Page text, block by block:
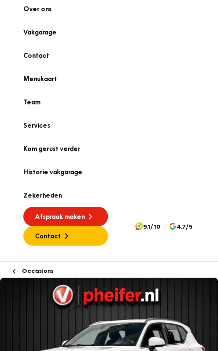
Over ons
Vakgarage
Contact
Menukaart
Team
Services
Kom gerust verder
Historie vakgarage
Zekerheden
Afspraak maken
Contact
9.1/10 4.7/5
Occasions